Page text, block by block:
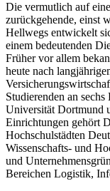
Die vermutlich auf
zurückgehende, einst
Hellwegs entwickelt
einem bedeutenden
Früher vor allem
heute nach
Studierenden an
Universität Dortmund
Einrichtungen gehört
Hochschulstädten
Wissenschafts- und
und
Bereichen Logistik,